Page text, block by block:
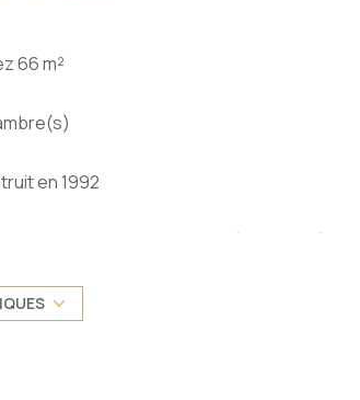
66 m²
en 1992
individuel : convecteur (electrique)
Ouest